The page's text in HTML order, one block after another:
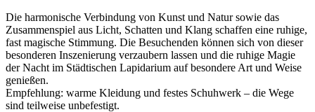
Die harmonische Verbindung von Kunst und Natur sowie das
Zusammenspiel aus Licht, Schatten und Klang schaffen eine ruhige,
fast magische Stimmung. Die Besuchenden können sich von dieser
besonderen Inszenierung verzaubern lassen und die ruhige Magie
der Nacht im Städtischen Lapidarium auf besondere Art und Weise
genießen.
Empfehlung: warme Kleidung und festes Schuhwerk – die Wege
sind teilweise unbefestigt.